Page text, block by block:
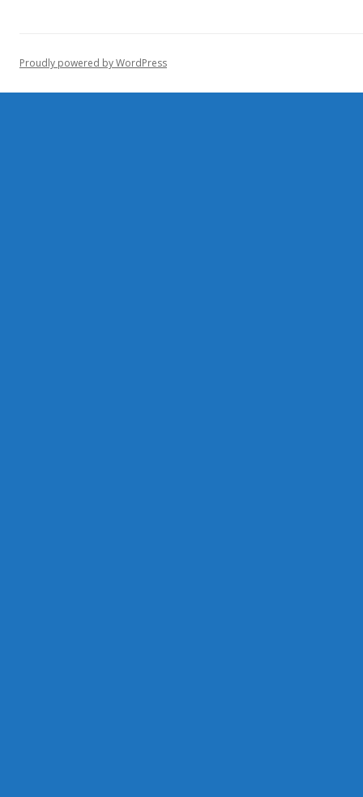
Proudly powered by WordPress